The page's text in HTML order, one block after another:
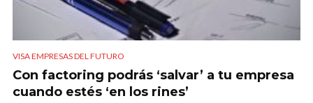
VISA EMPRESAS DEL FUTURO
Con factoring podrás ‘salvar’ a tu empresa
cuando estés ‘en los rines’